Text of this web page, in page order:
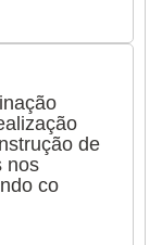
de
nos
co